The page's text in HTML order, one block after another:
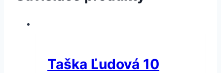
Taška Ľudová 10